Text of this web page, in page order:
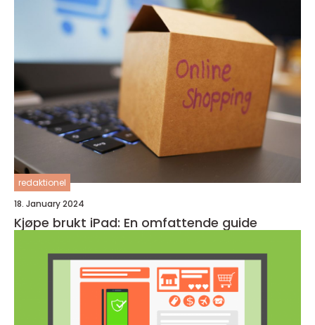
redaktionel
18. January 2024
Kjøpe brukt iPad: En omfattende guide